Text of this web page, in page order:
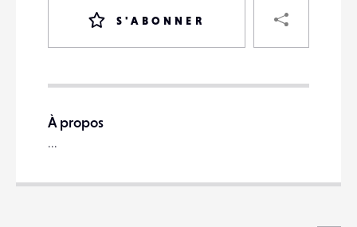
S'ABONNER
EMAIL
À propos
...